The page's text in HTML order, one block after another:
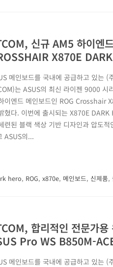
신규 AM5 하이엔
X870E
메인보드를 국내에 공급하고 있는
는 ASUS의 최신 라이젠 9000 시
이엔드 메인보드인 ROG Crosshair
혔다. 이번에 출시되는 X870E DARK
련된 블랙 색상 기반 디자인과 압도
ASUS의...
hero, ROG,x870e, 메인보드, 신제품,
합리적인 전문가
Pro WS B850M-
메인보드를 국내에 공급하고 있는